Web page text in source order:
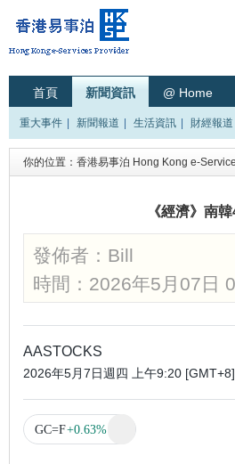
首頁 新聞資訊 @ Home
重大事件 新聞報道 生活資訊 財經報道
你的位置： 香港易事泊 Hong Kong e-
《經濟》南
發佈者： Bill
時間：2026年5月07日
AASTOCKS
2026年5月7日週四 上午9:20 [GMT+8]
GC=F+0.63%